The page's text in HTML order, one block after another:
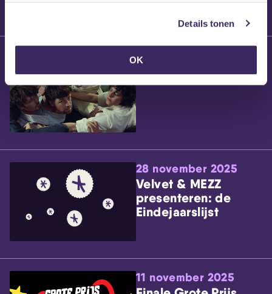
Details tonen
OK24 maart 2026
Willem’s Blog: Ão
28 november 2025
Velvet & MEZZ
presenteren: de
Eindejaarslijst
11 november 2025